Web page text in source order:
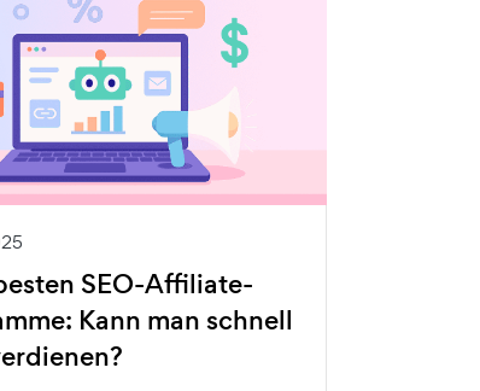
SEO-Affiliate-
Kann man schnell